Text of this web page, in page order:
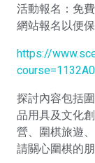
活動報名：免
網站報名以便
https://
探討內容包括
品用具及文化
營、圍棋旅遊
請關心圍棋的